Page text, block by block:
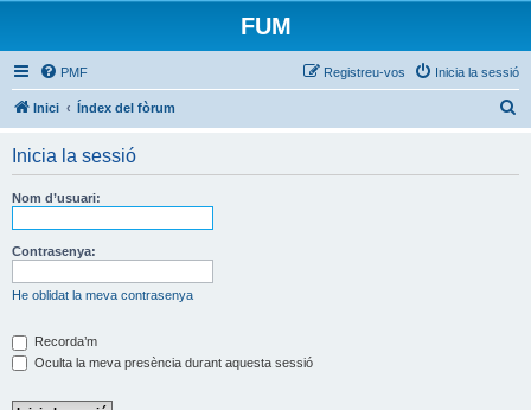
FUM
PMF Inicia la sessió
Registreu-vos
Inici Índex del fòrum
Inicia la sessió
Nom d’usuari:
Contrasenya:
He oblidat la meva contrasenya
Recorda’m
Oculta la meva presència durant aquesta sessió